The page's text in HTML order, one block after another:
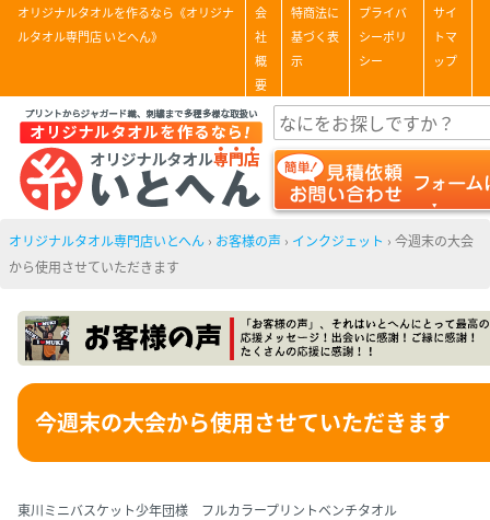
オリジナルタオルを作るなら《オリジナ
ルタオル専門店 いとへん》
会
社
概
要
特商法に
基づく表
示
プライバ
シーポリ
シー
サイ
トマ
ップ
オリジナルタオル専門店いとへん › お客様の声 › インクジェット › 今週末の大会
から使用させていただきます
今週末の大会から使用させていただきます
東川ミニバスケット少年団様 フルカラープリントベンチタオル